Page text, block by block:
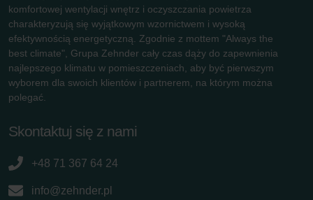
komfortowej wentylacji wnętrz i oczyszczania powietrza
charakteryzują się wyjątkowym wzornictwem i wysoką
efektywnością energetyczną. Zgodnie z mottem "Always the
best climate", Grupa Zehnder cały czas dąży do zapewnienia
najlepszego klimatu w pomieszczeniach, aby być pierwszym
wyborem dla swoich klientów i partnerem, na którym można
polegać.
Skontaktuj się z nami
+48 71 367 64 24
info@zehnder.pl